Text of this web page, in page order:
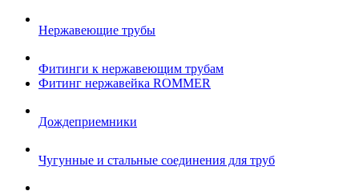
Нержавеющие трубы
Фитинги к нержавеющим трубам
Фитинг нержавейка ROMMER
Дождеприемники
Чугунные и стальные соединения для труб